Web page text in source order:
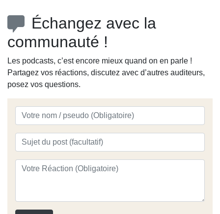
Échangez avec la
communauté !
Les podcasts, c’est encore mieux quand on en parle !
Partagez vos réactions, discutez avec d’autres auditeurs,
posez vos questions.